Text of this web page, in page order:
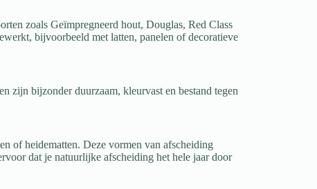
zoals Geïmpregneerd hout, Douglas, Red Class
bijvoorbeeld met latten, panelen of decoratieve
zijn bijzonder duurzaam, kleurvast en bestand tegen
of heidematten. Deze vormen van afscheiding
dat je natuurlijke afscheiding het hele jaar door